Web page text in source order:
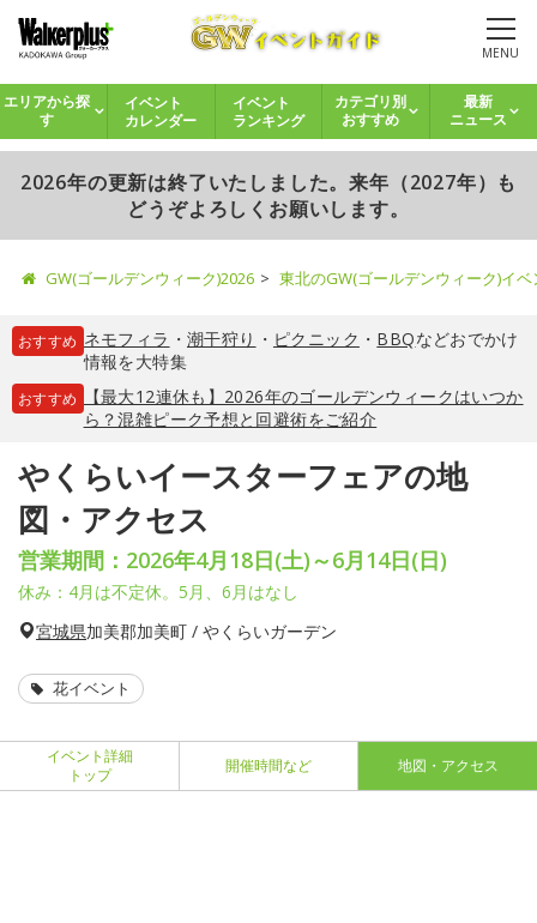
MENU
エリアから探
す
イベント
カレンダー
イベント
ランキング
カテゴリ別
おすすめ
最新
ニュース
2026年の更新は終了いたしました。来年（2027年）も
どうぞよろしくお願いします。
GW(ゴールデンウィーク)2026 東北のGW(ゴールデンウィーク)イ
おすすめ ネモフィラ ・ 潮干狩り ・ ピクニック ・ BBQなどおでかけ
情報を大特集
おすすめ
【最大12連休も】2026年のゴールデンウィークはいつか
ら？混雑ピーク予想と回避術をご紹介
やくらいイースターフェアの地
図・アクセス
営業期間：2026年4月18日(土)～6月14日(日)
休み：4月は不定休。5月、6月はなし
宮城県加美郡加美町 / やくらいガーデン
花イベント
イベント詳細
トップ
開催時間など 地図・アクセス